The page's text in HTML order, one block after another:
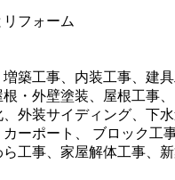
フォーム
築工事、内装工事、建
根・外壁塗装、屋根工事
外装サイディング、下
ーポート、 ブロック工
工事、家屋解体工事、